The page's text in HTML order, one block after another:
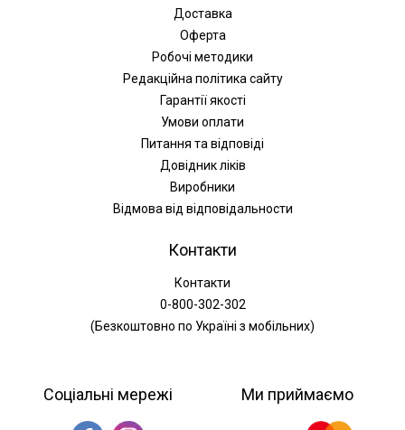
Доставка
Оферта
Робочі методики
Редакційна політика сайту
Гарантії якості
Умови оплати
Питання та відповіді
Довідник ліків
Виробники
Відмова від відповідальности
Контакти
Контакти
0-800-302-302
(Безкоштовно по Україні з мобільних)
Соціальні мережі Ми приймаємо